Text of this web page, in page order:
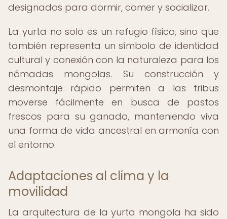
designados para dormir, comer y socializar.
La yurta no solo es un refugio físico, sino que
también representa un símbolo de identidad
cultural y conexión con la naturaleza para los
nómadas mongolas. Su construcción y
desmontaje rápido permiten a las tribus
moverse fácilmente en busca de pastos
frescos para su ganado, manteniendo viva
una forma de vida ancestral en armonía con
el entorno.
Adaptaciones al clima y la
movilidad
La arquitectura de la yurta mongola ha sido